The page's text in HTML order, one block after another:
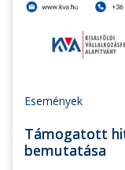
Események
Támogatott
bemutatása